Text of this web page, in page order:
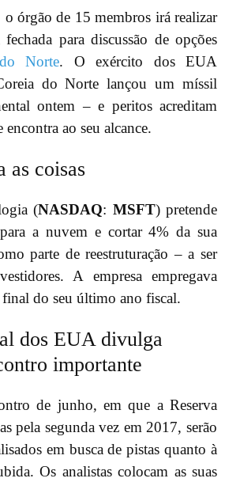
órgão de 15 membros irá realizar
para discussão de opções
Norte. O exército dos EUA
do Norte lançou um míssil
ontem – e peritos acreditam
ao seu alcance.
as coisas
(NASDAQ: MSFT) pretende
a nuvem e cortar 4% da sua
parte de reestruturação – a ser
A empresa empregava
final do seu último ano fiscal.
dos EUA divulga
importante
de junho, em que a Reserva
pela segunda vez em 2017, serão
em busca de pistas quanto à
Os analistas colocam as suas